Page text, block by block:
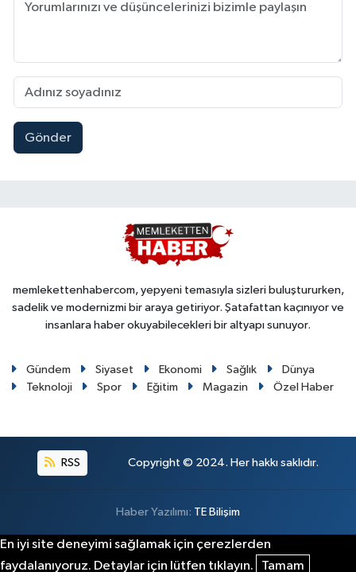
Gönder
memlekettenhabercom, yepyeni temasıyla sizleri buluştururken,
sadelik ve modernizmi bir araya getiriyor. Şatafattan kaçınıyor ve
insanlara haber okuyabilecekleri bir altyapı sunuyor.
Gündem Siyaset Ekonomi Sağlık
Dünya
Teknoloji
Spor Eğitim Magazin Özel Haber
RSS Copyright © 2024. Her hakkı saklıdır.
Haber Yazılımı: TE Bilişim
En iyi site deneyimi sağlamak için çerezlerden
faydalanıyoruz. Detaylar için lütfen tıklayın.
Tamam